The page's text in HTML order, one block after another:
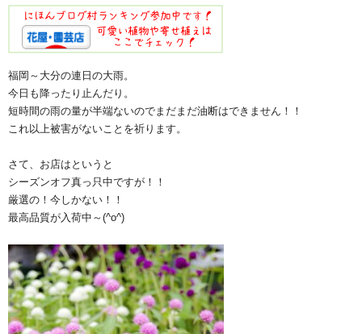
福岡～大分の連日の大雨。
今日も降ったり止んだり。
短時間の雨の量が半端ないのでまだまだ油断はできません！！
これ以上被害がないことを祈ります。
さて、お店はというと
シーズンオフ真っ只中ですが！！
厳選の！今しかない！！
最高品質が入荷中～(^o^)